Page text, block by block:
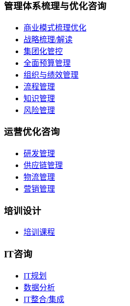
管理体系梳理与优化咨询
商业模式梳理优化
战略梳理/解读
集团化管控
全面预算管理
组织与绩效管理
流程管理
知识管理
风险管理
运营优化咨询
研发管理
供应链管理
物流管理
营销管理
培训设计
培训课程
IT咨询
IT规划
数据分析
IT整合/集成